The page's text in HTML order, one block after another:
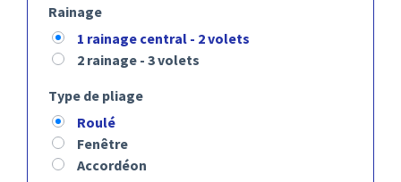
Rainage
1 rainage central - 2 volets
2 rainage - 3 volets
Type de pliage
Roulé
Fenêtre
Accordéon